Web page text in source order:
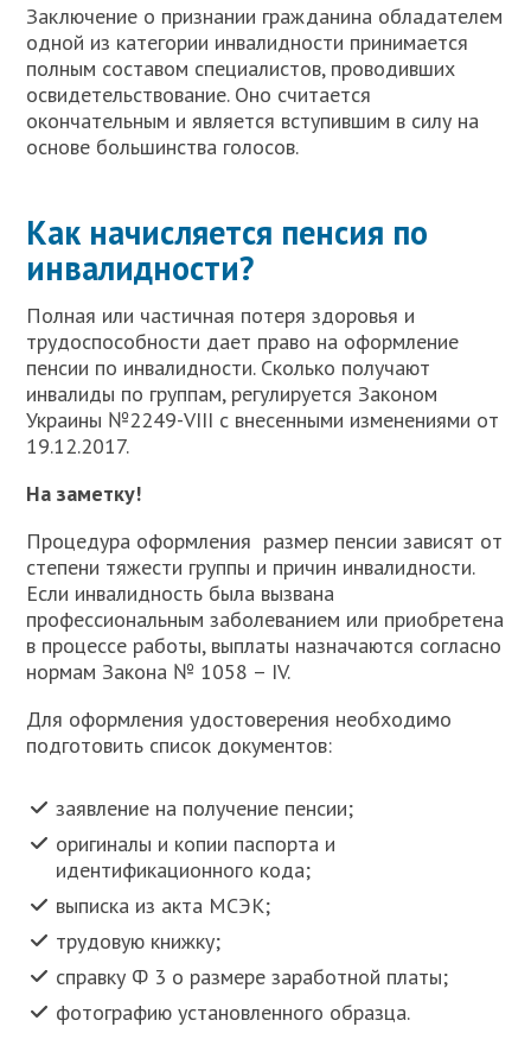
Заключение о признании гражданина обладателем
одной из категории инвалидности принимается
полным составом специалистов, проводивших
освидетельствование. Оно считается
окончательным и является вступившим в силу на
основе большинства голосов.
Как начисляется пенсия по
инвалидности?
Полная или частичная потеря здоровья и
трудоспособности дает право на оформление
пенсии по инвалидности. Сколько получают
инвалиды по группам, регулируется Законом
Украины №2249-VIII с внесенными изменениями от
19.12.2017.
На заметку!
Процедура оформления размер пенсии зависят от
степени тяжести группы и причин инвалидности.
Если инвалидность была вызвана
профессиональным заболеванием или приобретена
в процессе работы, выплаты назначаются согласно
нормам Закона № 1058 – IV.
Для оформления удостоверения необходимо
подготовить список документов:
заявление на получение пенсии;
оригиналы и копии паспорта и
идентификационного кода;
выписка из акта МСЭК;
трудовую книжку;
справку Ф 3 о размере заработной платы;
фотографию установленного образца.